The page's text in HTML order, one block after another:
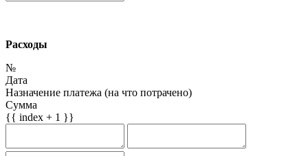
Расходы
№
Дата
Назначение платежа (на что потрачено)
Сумма
{{ index + 1 }}